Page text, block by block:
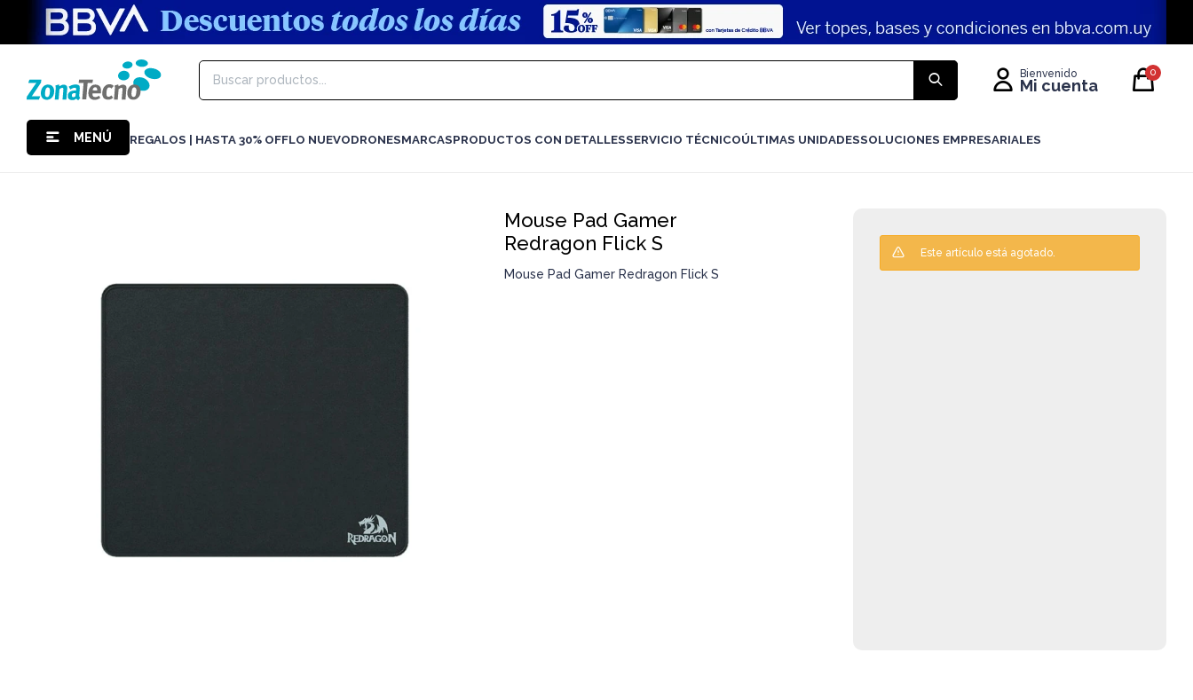
MENÚ REGALOS | HASTA 30% OFFLO NUEVODRONESMARCASPRODUCTOS CON DETALLESSERVICIO TÉCNICOÚLTIMAS UNIDADESSOLUCIONES EMPRESARIALES
0
Mouse Pad Gamer
Redragon Flick S
Mouse Pad Gamer Redragon Flick S
Este artículo está agotado.